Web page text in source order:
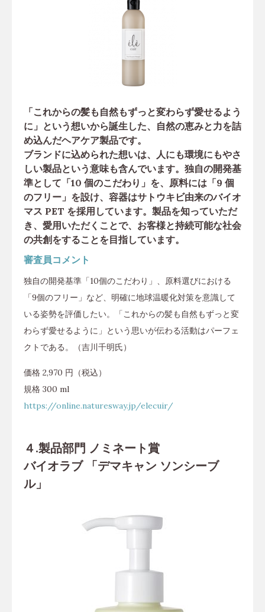
「これからの髪も自然もずっと変わらず愛せるよう
に」という想いから誕生した、自然の恵みと力を詰
め込んだヘアケア製品です。
ブランドに込められた想いは、人にも環境にもやさ
しい製品という意味も含んでいます。独自の開発基
準として「10 個のこだわり」を、原料には「9 個
のフリー」を設け、容器はサトウキビ由来のバイオ
マス PET を採用しています。製品を知っていただ
き、愛用いただくことで、お客様と持続可能な社会
の共創をすることを目指しています。
審査員コメント
独自の開発基準「10個のこだわり」、原料選びにおける
「9個のフリー」など、明確に地球温暖化対策を意識して
いる姿勢を評価したい。「これからの髪も自然もずっと変
わらず愛せるように」という思いが伝わる活動はパーフェ
クトである。（吉川千明氏）
価格 2,970 円（税込）
規格 300 ml
https://online.naturesway.jp/elecuir/
４.製品部門 ノミネート賞
バイオラブ 「デマキャン ソンシーブ
ル」